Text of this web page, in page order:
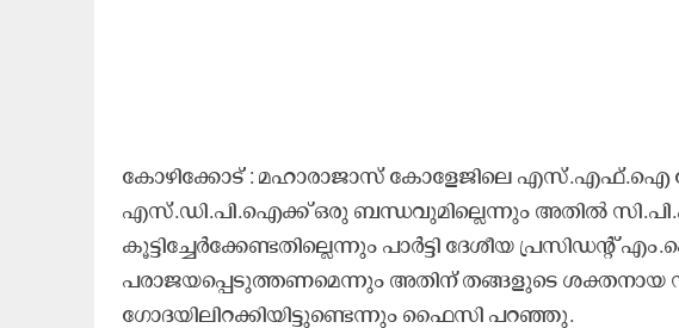
കോഴിക്കോട് : മഹാരാജാസ് കോളേജിലെ എസ്.എഫ്.ഐ
എസ്.ഡി.പി.ഐക്ക് ഒരു ബന്ധവുമില്ലെന്നും അതിൽ
കൂട്ടിച്ചേർക്കേണ്ടതില്ലെന്നും പാർട്ടി ദേശീയ പ്രസിഡന്റ്
പരാജയപ്പെടുത്തണമെന്നും അതിന് തങ്ങളുടെ ശക്തനായ
ഗോദയിലിറക്കിയിട്ടുണ്ടെന്നും ഫൈസി പറഞ്ഞു.